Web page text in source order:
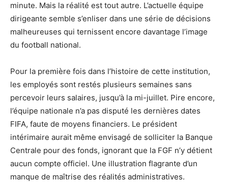
minute. Mais la réalité est tout autre. L’actuelle équipe
dirigeante semble s’enliser dans une série de décisions
malheureuses qui ternissent encore davantage l’image
du football national.
Pour la première fois dans l’histoire de cette institution,
les employés sont restés plusieurs semaines sans
percevoir leurs salaires, jusqu’à la mi-juillet. Pire encore,
l’équipe nationale n’a pas disputé les dernières dates
FIFA, faute de moyens financiers. Le président
intérimaire aurait même envisagé de solliciter la Banque
Centrale pour des fonds, ignorant que la FGF n’y détient
aucun compte officiel. Une illustration flagrante d’un
manque de maîtrise des réalités administratives.